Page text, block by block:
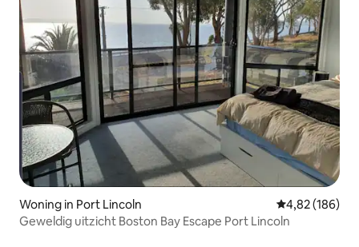
Woning in Port Lincoln Gemiddelde
4,82 (186)
Geweldig uitzicht Boston Bay Escape Port Lincoln